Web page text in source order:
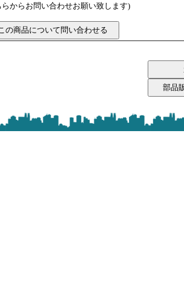
らからお問い合わせお願い致します)